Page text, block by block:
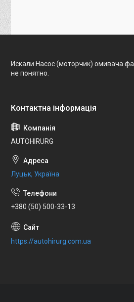
Искали Насос (моторчик) омивача
не понятно.
AUTOHIRURG
Луцьк, Україна
+380 (50) 500-33-13
https://autohirurg.com.ua